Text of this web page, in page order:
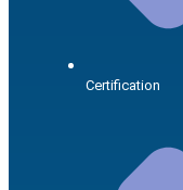
Certification